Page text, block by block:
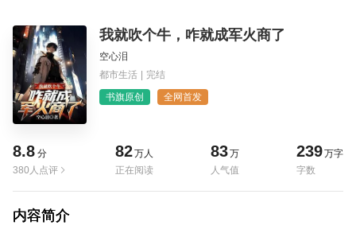
我就吹个牛，咋就成军火商了
空心泪
都市生活 | 完结
书旗原创 全网首发
8.8 分
380人点评
82万人
正在阅读
83万
人气值
239万字
字数
内容简介